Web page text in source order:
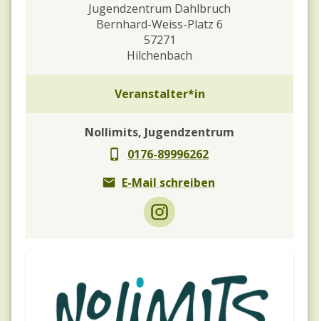
Jugendzentrum Dahlbruch
Bernhard-Weiss-Platz 6
57271
Hilchenbach
Veranstalter*in
Nollimits, Jugendzentrum
0176-89996262
E-Mail schreiben